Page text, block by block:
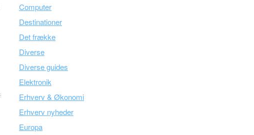
Computer
Destinationer
Det frække
Diverse
Diverse guides
Elektronik
Erhverv & Økonomi
Erhverv nyheder
Europa